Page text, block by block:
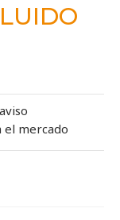
el mercado